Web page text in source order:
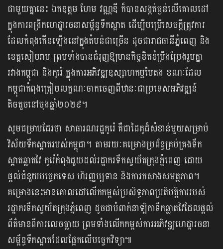
ជាមួយគ្នានេះ ឯកឧត្តម ហែម វណ្ណឌី ក៏បានសង្កត់ធ្ងន់លើគោលដៅ
ក្នុងការពង្រីកហេដ្ឋារចនាសម្ព័ន្ធទឹកស្អាត ដើម្បីបម្រើសេចក្តីត្រូវការ
ដែលកំពុងកើនឡើងនៅក្នុងតំបន់ជាច្រើន ដូចជារាជធានីភ្នំពេញ និង
ខេត្តសៀមរាប ព្រមទាំងបានជំរុញឱ្យមានកិច្ចខិតខំប្រឹងប្រែងរួមគ្នា
រវាងកម្ពុជា និងកូរ៉េ ក្នុងការអភិវឌ្ឍឧស្សាហកម្មបៃតង ខណៈដែល
កម្ពុជាកំពុងត្រៀមលក្ខណៈចាកចេញពីឋានៈជាប្រទេសអភិវឌ្ឍន៍
តិចតួចនៅចុងឆ្នាំ២០២៩។
សូមជម្រាបដែរថា សាធារណរដ្ឋកូរ៉េ គឺជាដៃគូដ៏សំខាន់មួយសម្រាប់
វិស័យទឹកស្អាតរបស់កម្ពុជា។ តាមរយៈគម្រោងប្រព័ន្ធគ្រប់គ្រងទឹក
ស្អាតឆ្លាតវៃ កូរ៉េកំពុងជួយដល់រដ្ឋាករទឹកស្វយ័តក្រុងភ្នំពេញ ដោយ
ផ្តល់ជំនួយបច្ចេកទេស ហិរញ្ញប្បទាន និងការកសាងសមត្ថភាព។
គម្រោងនេះមានគោលដៅលើកកម្ពស់ប្រសិទ្ធភាពប្រតិបត្តិការរបស់
រដ្ឋាករទឹកស្វយ័តក្រុងភ្នំពេញ ដូចជាបំពាក់នាឡិកាទឹកឆ្លាតវៃដែលផ្តល់
ព័ត៌មានពីការលេចធ្លាយ ព្រមទាំងលើកកម្ពស់ការអភិវឌ្ឍហេដ្ឋារចនា
សម្ព័ន្ធទឹកស្អាតដែលផ្អែកលើបច្ចេកវិទ្យា៕